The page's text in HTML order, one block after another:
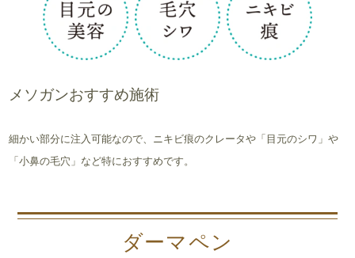
メソガンおすすめ施術
細かい部分に注入可能なので、ニキビ痕のクレータや「目元のシワ」や
「小鼻の毛穴」など特におすすめです。
ダーマペン